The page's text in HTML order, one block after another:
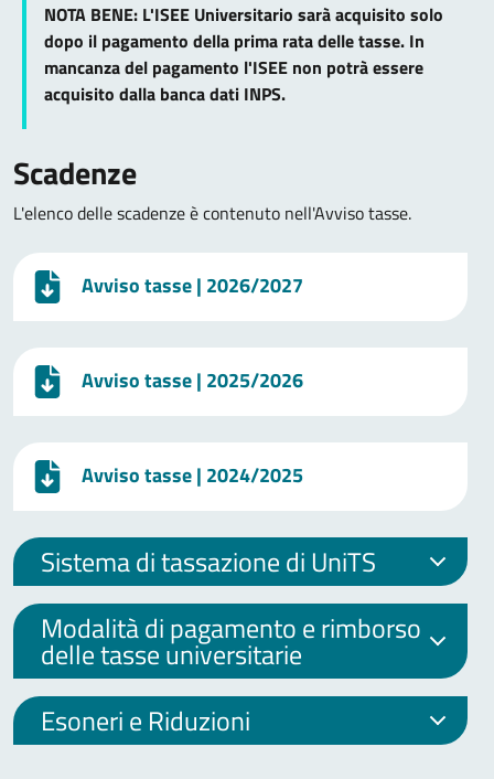
NOTA BENE: L'ISEE Universitario sarà acquisito solo
dopo il pagamento della prima rata delle tasse. In
mancanza del pagamento l'ISEE non potrà essere
acquisito dalla banca dati INPS.
Scadenze
L'elenco delle scadenze è contenuto nell'Avviso tasse.
Avviso tasse| 2026/2027
Avviso tasse| 2025/2026
Avviso tasse| 2024/2025
Sistema di tassazione di UniTS
Modalità di pagamento e rimborso
delle tasse universitarie
Esoneri e Riduzioni